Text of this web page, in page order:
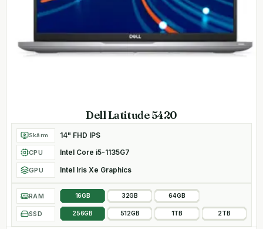
Dell Latitude 5420
Skärm 14" FHD IPS
CPU Intel Core i5-1135G7
GPU Intel Iris Xe Graphics
RAM 16GB 32GB 64GB
SSD 256GB 512GB 1TB 2TB